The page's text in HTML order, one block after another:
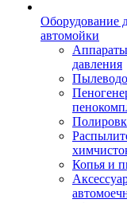
Оборудование
автомойки
давления
Копья и